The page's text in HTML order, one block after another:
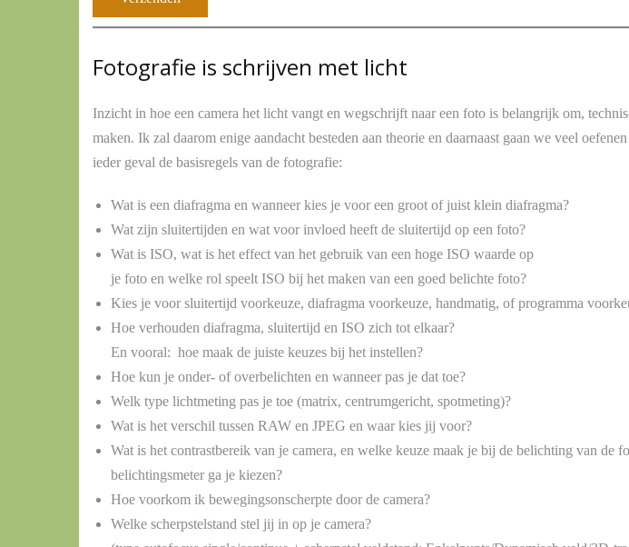
Fotografie is schrijven met licht
Inzicht in hoe een camera het licht vangt en wegschrijft naar een foto is belangrijk om,
maken. Ik zal daarom enige aandacht besteden aan theorie en daarnaast gaan we veel
ieder geval de basisregels van de fotografie:
Wat is een diafragma en wanneer kies je voor een groot of juist klein diafragma?
Wat zijn sluitertijden en wat voor invloed heeft de sluitertijd op een foto?
Wat is ISO, wat is het effect van het gebruik van een hoge ISO waarde op
je foto en welke rol speelt ISO bij het maken van een goed belichte foto?
Kies je voor sluitertijd voorkeuze, diafragma voorkeuze, handmatig, of programma
Hoe verhouden diafragma, sluitertijd en ISO zich tot elkaar?
En vooral: hoe maak de juiste keuzes bij het instellen?
Hoe kun je onder- of overbelichten en wanneer pas je dat toe?
Welk type lichtmeting pas je toe (matrix, centrumgericht, spotmeting)?
Wat is het verschil tussen RAW en JPEG en waar kies jij voor?
Wat is het contrastbereik van je camera, en welke keuze maak je bij de belichting van de
belichtingsmeter ga je kiezen?
Hoe voorkom ik bewegingsonscherpte door de camera?
Welke scherpstelstand stel jij in op je camera?